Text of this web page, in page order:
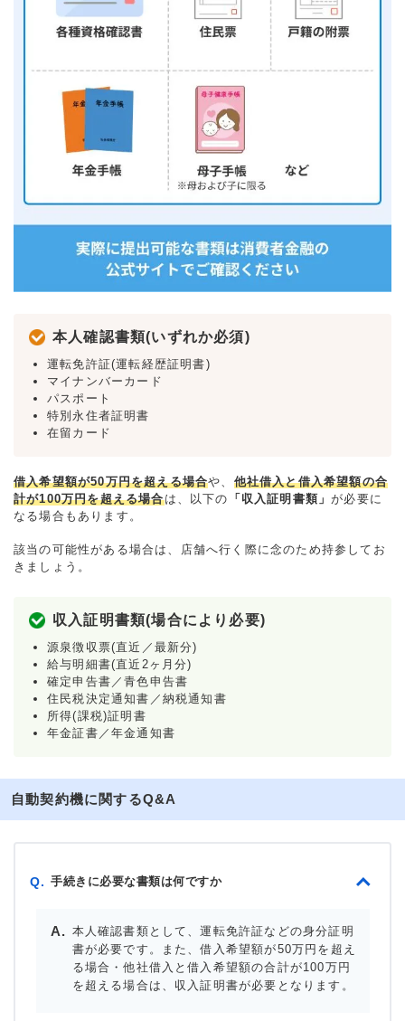
本人確認書類(いずれか必須)
運転免許証(運転経歴証明書)
マイナンバーカード
パスポート
特別永住者証明書
在留カード
借入希望額が50万円を超える場合や、 他社借入と借入希望額の合
計が100万円を超える場合は、以下の 「収入証明書類」が必要に
なる場合もあります。
該当の可能性がある場合は、店舗へ行く際に念のため持参してお
きましょう。
収入証明書類(場合により必要)
源泉徴収票(直近／最新分)
給与明細書(直近2ヶ月分)
確定申告書／青色申告書
住民税決定通知書／納税通知書
所得(課税)証明書
年金証書／年金通知書
自動契約機に関するQ&A
Q. 手続きに必要な書類は何ですか
本人確認書類として、運転免許証などの身分証明
書が必要です。また、借入希望額が50万円を超え
る場合・他社借入と借入希望額の合計が100万円
を超える場合は、収入証明書が必要となります。